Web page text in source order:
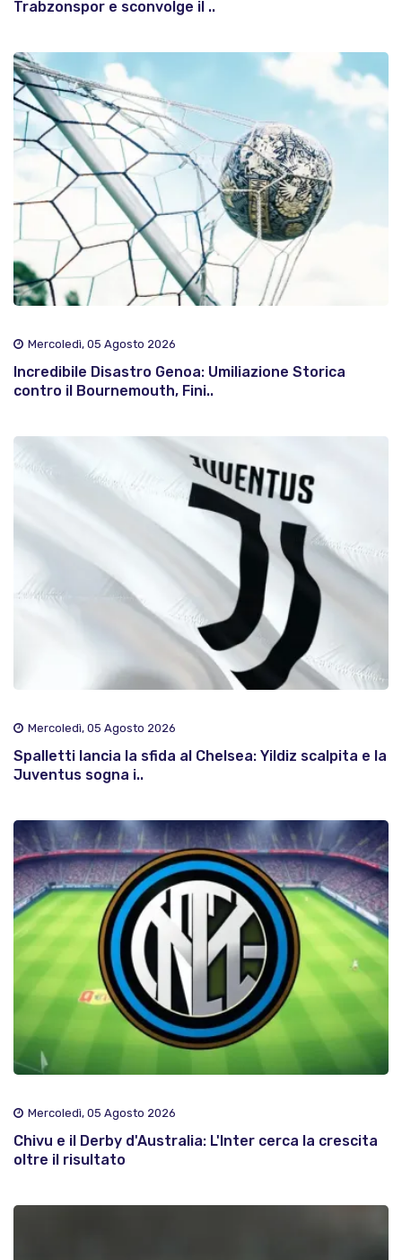
Trabzonspor e sconvolge il ..
Mercoledì, 05 Agosto 2026
Incredibile Disastro Genoa: Umiliazione Storica
contro il Bournemouth, Fini..
Mercoledì, 05 Agosto 2026
Spalletti lancia la sfida al Chelsea: Yildiz scalpita e la
Juventus sogna i..
Mercoledì, 05 Agosto 2026
Chivu e il Derby d'Australia: L'Inter cerca la crescita
oltre il risultato